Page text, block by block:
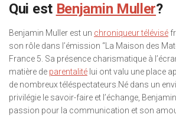
Qui est Benjamin Muller?
Benjamin Muller est un chroniqueur télévisé
son rôle dans l’émission “La Maison des
France 5. Sa présence charismatique à
matière de parentalité lui ont valu une place
de nombreux téléspectateurs.Né dans un
privilégie le savoir-faire et l’échange,
passion pour la communication et son